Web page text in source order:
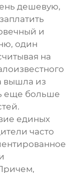
дешевую,
и
один
на
вышла из
еще больше
единых
часто